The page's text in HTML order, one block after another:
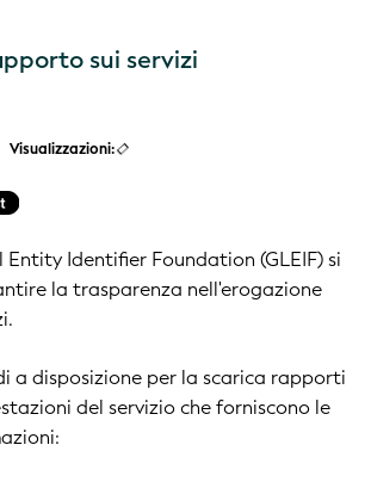
sui servizi
Visualizzazioni:
Entity Identifier Foundation (GLEIF) si
la trasparenza nell'erogazione
a disposizione per la scarica rapporti
del servizio che forniscono le